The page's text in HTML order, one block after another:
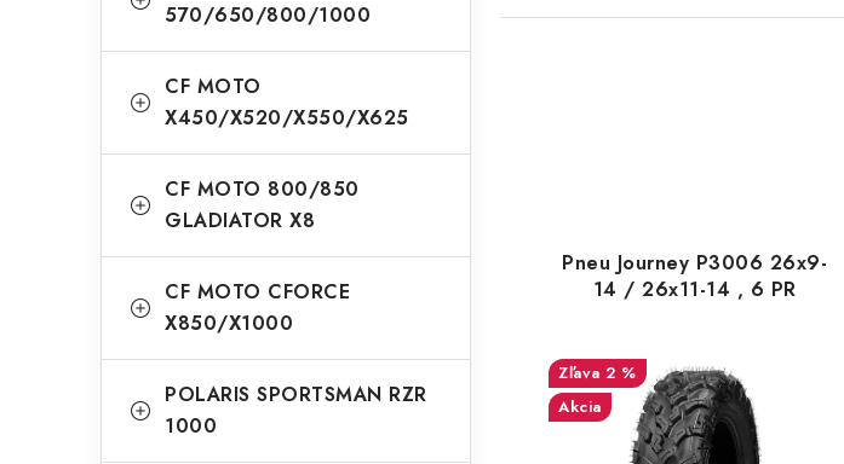
570/650/800/1000
CF MOTO
X450/X520/X550/X625
CF MOTO 800/850
GLADIATOR X8
CF MOTO CFORCE
X850/X1000
POLARIS SPORTSMAN RZR
1000
Pneu Journey P3006 26x9-
14 / 26x11-14 , 6 PR
2 %
Akcia